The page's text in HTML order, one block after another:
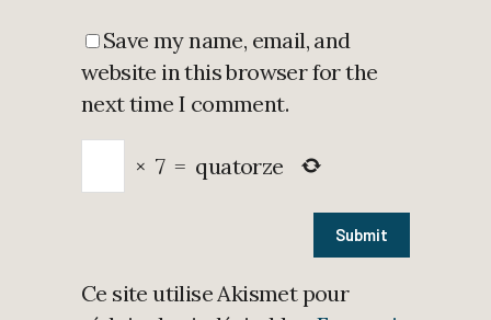
Save my name, email, and
website in this browser for the
next time I comment.
× 7 = quatorze
Ce site utilise Akismet pour